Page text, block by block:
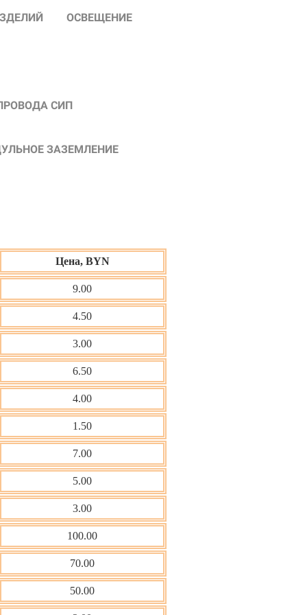
ОСВЕЩЕНИЕ
СИП
ЗАЗЕМЛЕНИЕ
Цена, BYN
9.00
4.50
3.00
6.50
4.00
1.50
7.00
5.00
3.00
100.00
70.00
50.00